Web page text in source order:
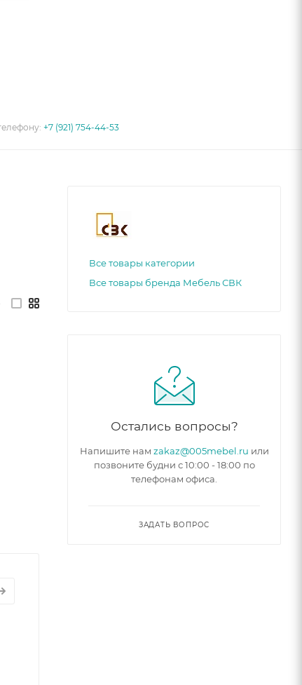
+7 (921) 754-44-53
Все товары категории
Все товары бренда Мебель СВК
Остались вопросы?
Напишите нам zakaz@005mebel.ru или
позвоните будни с 10:00 - 18:00 по
телефонам офиса.
ЗАДАТЬ ВОПРОС